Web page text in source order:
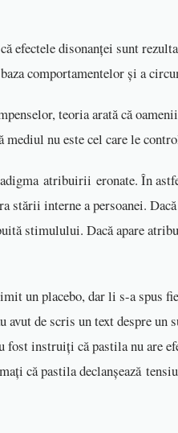
efectele disonanței sunt
comportamentelor și a
teoria arată că
nu este cel care le
atribuirii eronate. În
stării interne a persoanei.
stimulului. Dacă apare
un placebo, dar li s-a spus
de scris un text despre un
fost instruiți că pastila nu are
că pastila declanșează